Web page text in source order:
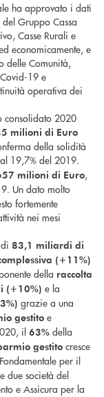
ha approvato i dati
Gruppo Cassa
Casse Rurali e
economicamente, e
delle Comunità,
19 e
operativa dei
consolidato 2020
milioni di Euro
della solidità
19,7% del 2019.
milioni di Euro,
Un dato molto
fortemente
nei mesi
83,1 miliardi di
(+11%)
della raccolta
(+10%) e la
grazie a una
gestito e
il 63% della
gestito cresce
per il
due società del
e Assicura per la